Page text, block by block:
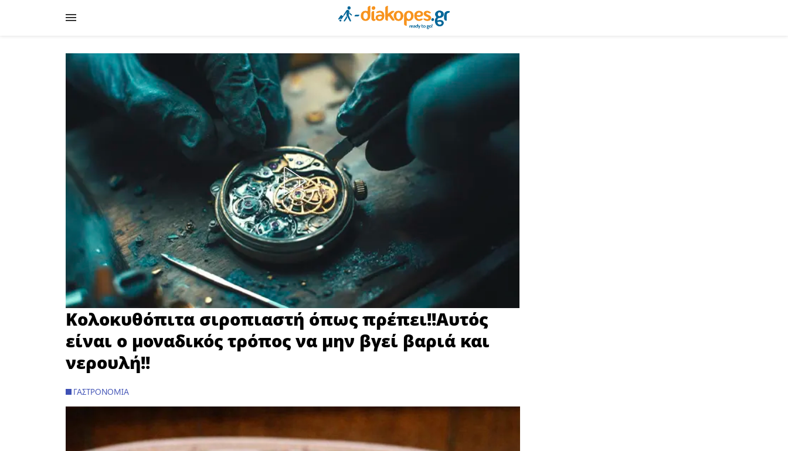
Κολοκυθόπιτα σιροπιαστή όπως πρέπει!!Αυτός
είναι ο μοναδικός τρόπος να μην βγεί βαριά και
νερουλή!!
ΓΑΣΤΡΟΝΟΜΊΑ